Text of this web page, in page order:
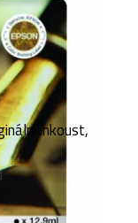
inkoust,